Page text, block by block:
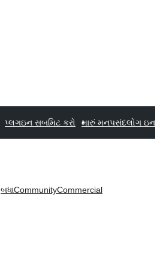
પ્લગઇન સબમિટ કરો મારું મનપસંદલોગ ઇન
બધાCommunityCommercial